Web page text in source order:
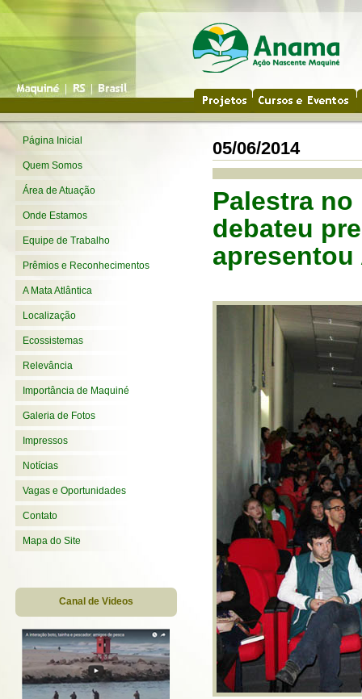
Página Inicial
Quem Somos
Área de Atuação
Onde Estamos
Equipe de Trabalho
Prêmios e Reconhecimentos
A Mata Atlântica
Localização
Ecossistemas
Relevância
Importância de Maquiné
Galeria de Fotos
Impressos
Notícias
Vagas e Oportunidades
Contato
Mapa do Site
Canal de Videos
05/06/2014
Palestra
debateu